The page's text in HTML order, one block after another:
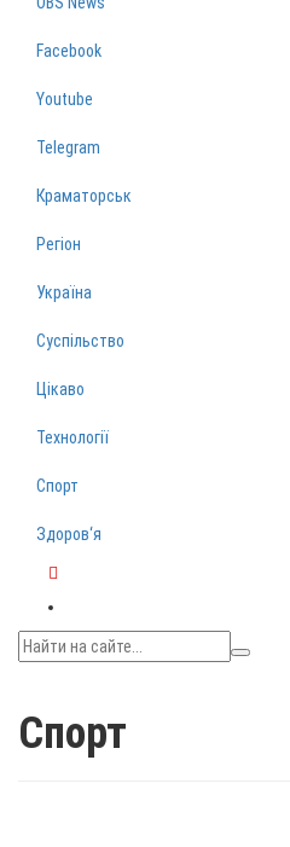
Facebook
Youtube
Telegram
Краматорськ
Регіон
Україна
Суспільство
Цікаво
Технології
Спорт
Здоров‘я
Спорт